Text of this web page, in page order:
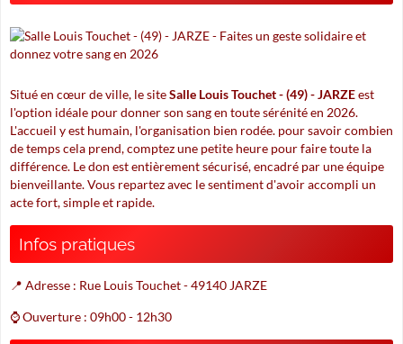
Situé en cœur de ville, le siteSalle Louis Touchet - (49) - JARZEest
l'option idéale pour donner son sang en toute sérénité en 2026.
L'accueil y est humain, l'organisation bien rodée. pour savoir combien
de temps cela prend, comptez une petite heure pour faire toute la
différence. Le don est entièrement sécurisé, encadré par une équipe
bienveillante. Vous repartez avec le sentiment d'avoir accompli un
acte fort, simple et rapide.
Infos pratiques
📍 Adresse : Rue Louis Touchet - 49140 JARZE
⌚ Ouverture : 09h00 - 12h30